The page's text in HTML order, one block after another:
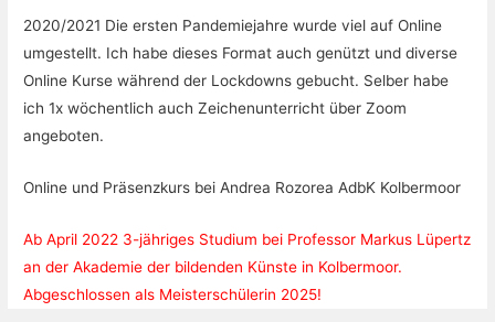
2020/2021 Die ersten Pandemiejahre wurde viel auf Online
umgestellt. Ich habe dieses Format auch genützt und diverse
Online Kurse während der Lockdowns gebucht. Selber habe
ich 1x wöchentlich auch Zeichenunterricht über Zoom
angeboten.
Online und Präsenzkurs bei Andrea Rozorea AdbK Kolbermoor
Ab April 2022 3-jähriges Studium bei Professor Markus Lüpertz
an der Akademie der bildenden Künste in Kolbermoor.
Abgeschlossen als Meisterschülerin 2025!